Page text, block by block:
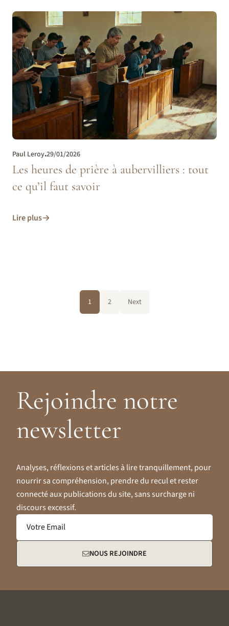
Paul Leroy.29/01/2026
Les heures de prière à aubervilliers : tout
ce qu’il faut savoir
Lire plus
1 2 Next
Rejoindre notre
newsletter
Analyses, réflexions et articles à lire tranquillement, pour
nourrir sa compréhension, prendre du recul et rester
connecté aux publications du site, sans surcharge ni
discours excessif.
Votre Email
NOUS REJOINDRE